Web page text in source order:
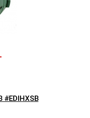
#EDIHXSB